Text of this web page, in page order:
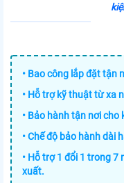
• Bao công lắp đặt tận
• Hỗ trợ kỹ thuật từ xa
• Bảo hành tận nơi cho
• Chế độ bảo hành dài
• Hỗ trợ 1 đổi 1 trong 7
xuất.